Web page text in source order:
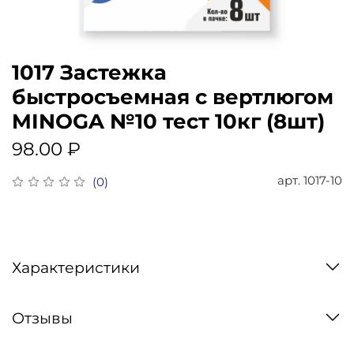
(0) арт. 1017-10
1017 Застежка
быстросъемная с вертлюгом
MINOGA №10 тест 10кг (8шт)
98.00 ₽
Характеристики
Отзывы